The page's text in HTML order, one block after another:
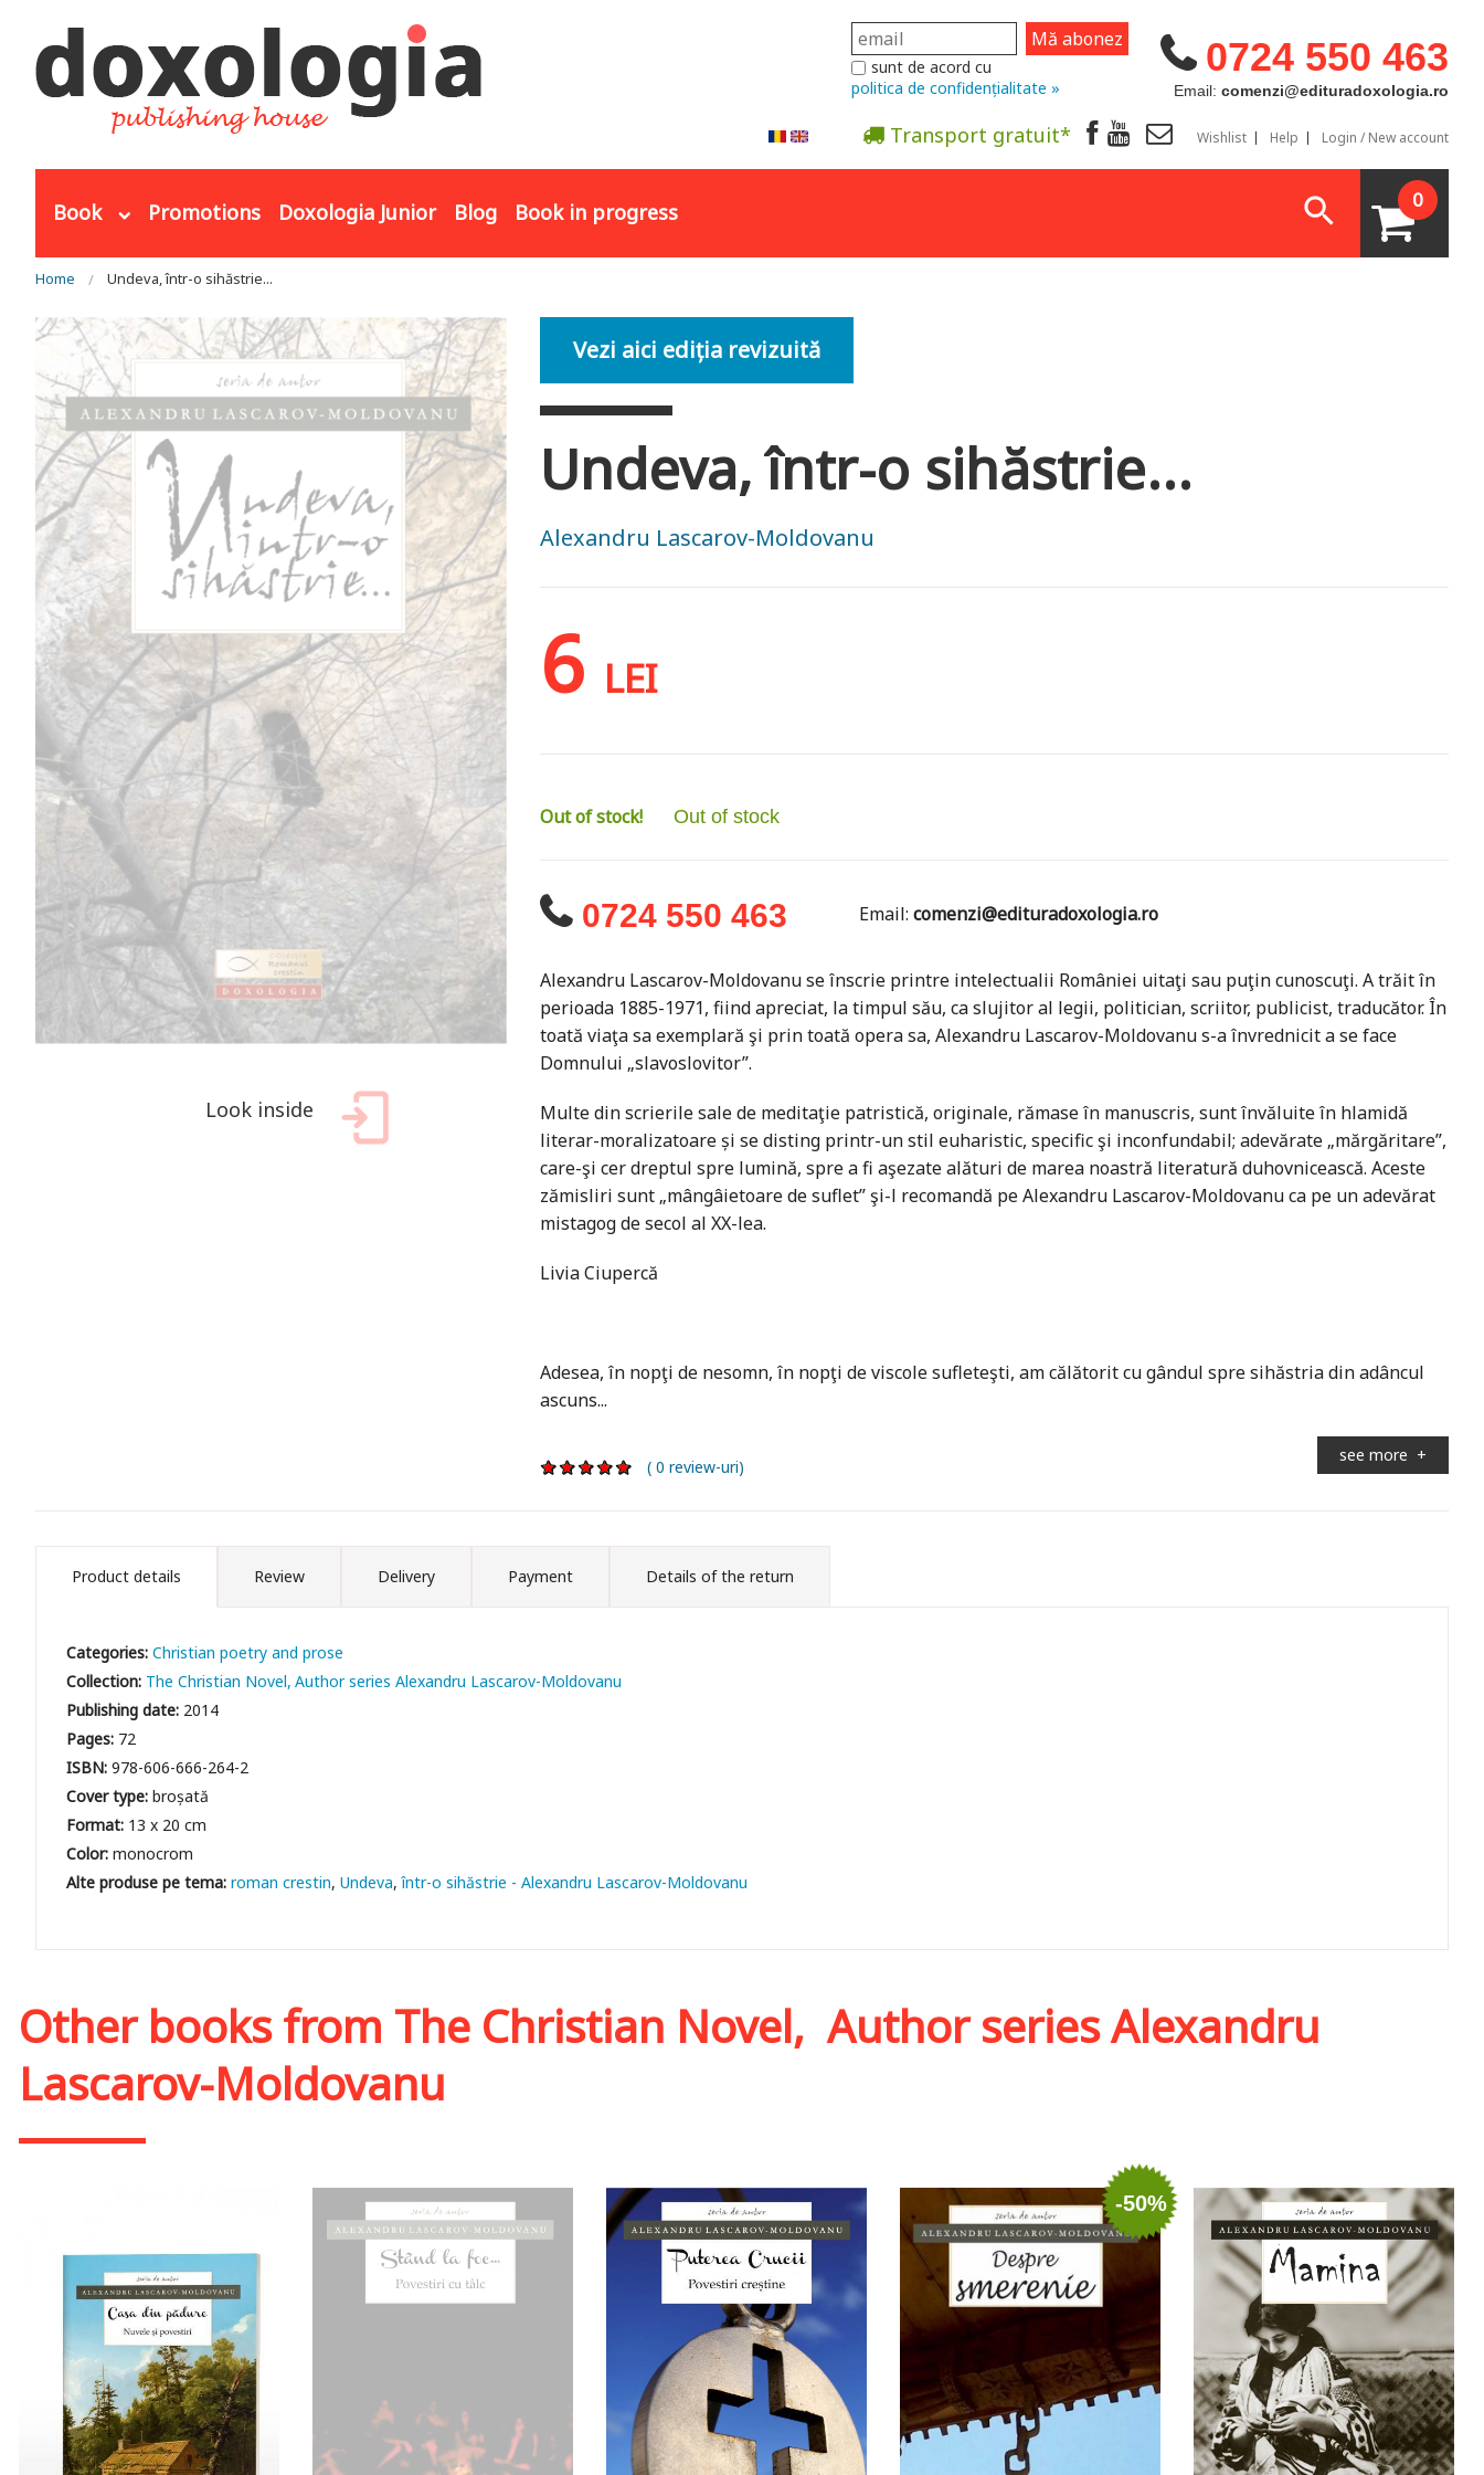
0724 550 463
Email: comenzi@edituradoxologia.ro
sunt de acord cu
politica de confidențialitate »
Transport gratuit* Wishlist Help Login / New account
Book Promotions Doxologia Junior Blog Book in progress 0
You are here
Home Undeva, într-o sihăstrie...
Look inside
Vezi aici ediția revizuită
Undeva, într-o sihăstrie...
Alexandru Lascarov-Moldovanu
6 LEI
Out of stock! Out of stock
0724 550 463 Email:comenzi@edituradoxologia.ro
Alexandru Lascarov-Moldovanu se înscrie printre intelectualii României uitaţi sau puţin cunoscuţi. A trăit în
perioada 1885-1971, fiind apreciat, la timpul său, ca slujitor al legii, politician, scriitor, publicist, traducător. În
toată viaţa sa exemplară şi prin toată opera sa, Alexandru Lascarov-Moldovanu s-a învrednicit a se face
Domnului „slavoslovitor”.
Multe din scrierile sale de meditaţie patristică, originale, rămase în manuscris, sunt învăluite în hlamidă
literar-moralizatoare și se disting printr-un stil euharistic, specific şi inconfundabil; adevărate „mărgăritare”,
care-şi cer dreptul spre lumină, spre a fi aşezate ală­turi de marea noastră literatură duhovnicească. Aceste
zămisliri sunt „mângâietoare de suflet” şi-l recomandă pe Alexandru Lascarov-Moldovanu ca pe un adevărat
mistagog de secol al XX-lea.
Livia Ciupercă
Adesea, în nopţi de nesomn, în nopţi de viscole sufleteşti, am călătorit cu gândul spre sihăstria din adâncul
ascuns...
see more +
( 0 review-uri)
Product details Review Delivery Payment Details of the return
Categories:Christian poetry and prose
Collection: The Christian Novel Author series Alexandru Lascarov-Moldovanu
Publishing date: 2014
Pages: 72
ISBN:978-606-666-264-2
Cover type:broșată
Format: 13 x 20 cm
Color:monocrom
roman crestin Undeva într-o sihăstrie - Alexandru Lascarov-Moldovanu
Other books from The Christian Novel,Author series Alexandru
Lascarov-Moldovanu
-50%